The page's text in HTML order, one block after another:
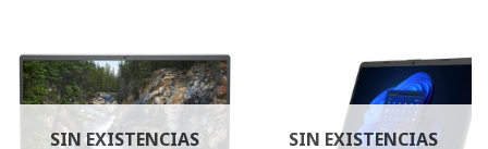
SIN EXISTENCIAS SIN EXISTENCIAS